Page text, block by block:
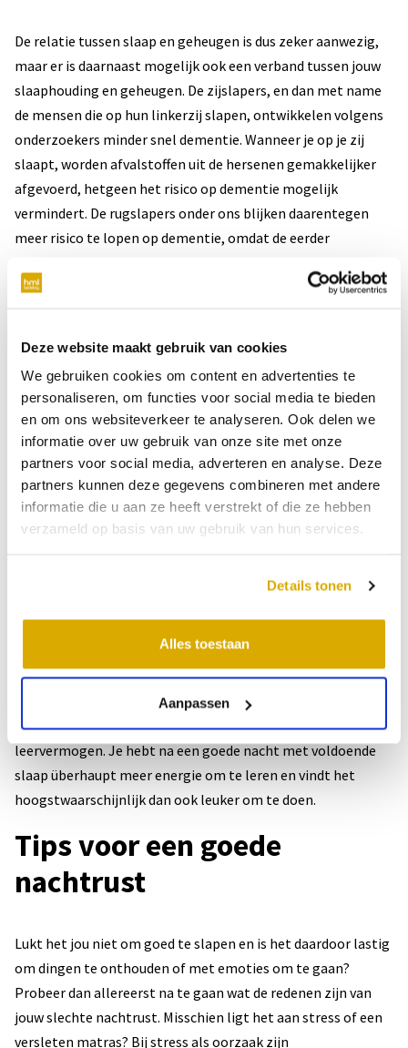
Deze website maakt gebruik van cookies
We gebruiken cookies om content en advertenties te
personaliseren, om functies voor social media te bieden
en om ons websiteverkeer te analyseren. Ook delen we
informatie over uw gebruik van onze site met onze
partners voor social media, adverteren en analyse. Deze
partners kunnen deze gegevens combineren met andere
informatie die u aan ze heeft verstrekt of die ze hebben
verzameld op basis van uw gebruik van hun services.
Details tonen
Alles toestaan
Aanpassen
De relatie tussen slaap en geheugen is dus zeker aanwezig,
maar er is daarnaast mogelijk ook een verband tussen jouw
slaaphouding en geheugen. De zijslapers, en dan met name
de mensen die op hun linkerzij slapen, ontwikkelen volgens
onderzoekers minder snel dementie. Wanneer je op je zij
slaapt, worden afvalstoffen uit de hersenen gemakkelijker
afgevoerd, hetgeen het risico op dementie mogelijk
vermindert. De rugslapers onder ons blijken daarentegen
meer risico te lopen op dementie, omdat de eerder
slaaphouding.
? Zo zijn zijslapers vaak gevoelig, sociaal en lief en
zijn buikslapers sneller nerveus en onzeker. Rugslapers zijn
positief, zorgeloos en goede luisteraars. Welke slaaphouding
met bijbehorende karaktereigenschappen is op jou van
toepassing?
Verband slaap en
leervermogen
Wanneer je goed en genoeg slaapt, merk je dat je jezelf
overdag beter kunt concentreren en leerstof beter opslaat.
Daarnaast draagt een goede nachtrust over het algemeen
ook bij aan een positief humeur, wat ten goede komt aan het
leervermogen. Je hebt na een goede nacht met voldoende
slaap überhaupt meer energie om te leren en vindt het
hoogstwaarschijnlijk dan ook leuker om te doen.
Tips voor een goede
nachtrust
Lukt het jou niet om goed te slapen en is het daardoor lastig
om dingen te onthouden of met emoties om te gaan?
Probeer dan allereerst na te gaan wat de redenen zijn van
jouw slechte nachtrust. Misschien ligt het aan stress of een
versleten matras? Bij stress als oorzaak zijn